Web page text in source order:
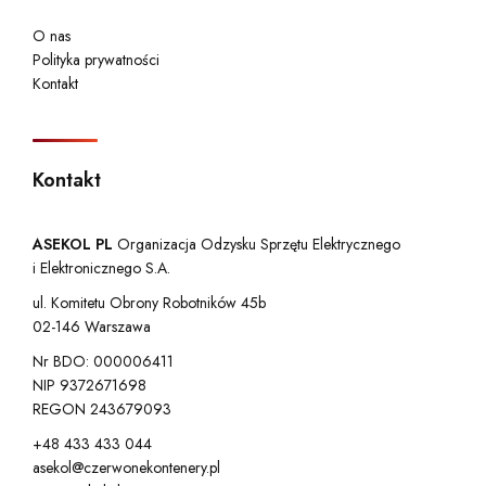
O nas
Polityka prywatności
Kontakt
Kontakt
ASEKOL PL Organizacja Odzysku Sprzętu Elektrycznego
i Elektronicznego S.A.
ul. Komitetu Obrony Robotników 45b
02-146 Warszawa
Nr BDO: 000006411
NIP 9372671698
REGON 243679093
+48 433 433 044
asekol@czerwonekontenery.pl